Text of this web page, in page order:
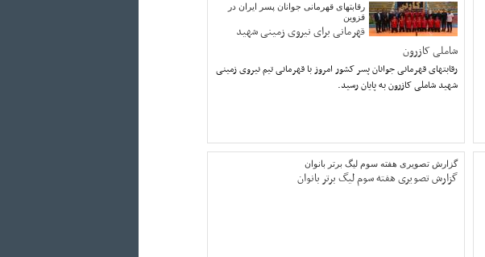
رقابتهای قهرمانی جوانان پسر ایران در
قزوین
قهرمانی برای نیروی زمینی شهید
شاملی کازرون
رقابتهای قهرمانی جوانان پسر کشور امروز با قهرمانی تیم نیروی زمینی
شهید شاملی کازرون به پایان رسید.
گزارش تصویری هفته سوم لیگ برتر بانوان
گزارش تصویری هفته سوم لیگ برتر بانوان